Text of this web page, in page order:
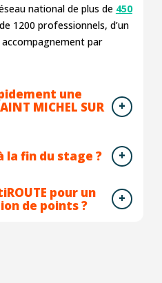
national de plus de 450
1200 professionnels, d’un
accompagnement par
une
MICHEL SUR
la fin du stage ?
pour un
de points ?